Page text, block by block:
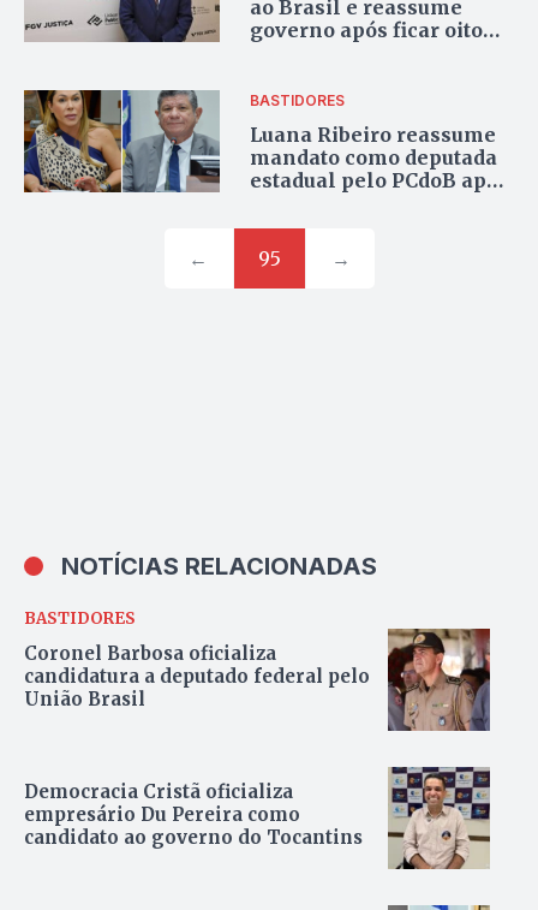
ao Brasil e reassume
governo após ficar oito
institucional
BASTIDORES
Luana Ribeiro reassume
mandato como deputada
estadual pelo PCdoB após
← 95 →
NOTÍCIAS RELACIONADAS
BASTIDORES
Coronel Barbosa oficializa
candidatura a deputado federal pelo
União Brasil
Democracia Cristã oficializa
empresário Du Pereira como
candidato ao governo do Tocantins